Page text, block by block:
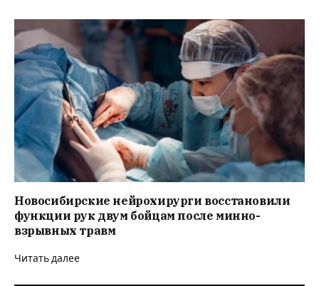
Новосибирские нейрохирурги восстановили
функции рук двум бойцам после минно-
взрывных травм
Читать далее